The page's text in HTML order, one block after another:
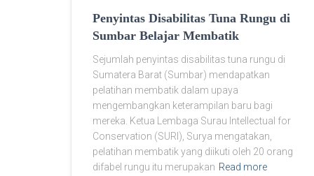
Penyintas Disabilitas Tuna Rungu di
Sumbar Belajar Membatik
Sejumlah penyintas disabilitas tuna rungu di
Sumatera Barat (Sumbar) mendapatkan
pelatihan membatik dalam upaya
mengembangkan keterampilan baru bagi
mereka. Ketua Lembaga Surau Intellectual for
Conservation (SURI), Surya mengatakan,
pelatihan membatik yang diikuti oleh 20 orang
difabel rungu itu merupakan Read more